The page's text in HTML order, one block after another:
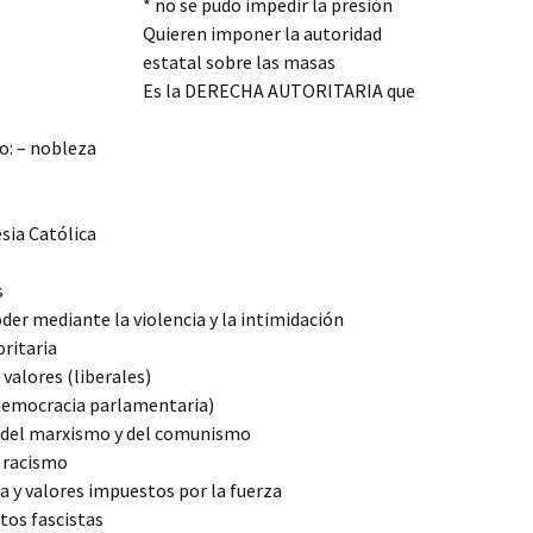
* no se pudo impedir la presión
Quieren imponer la autoridad
estatal sobre las masas
Es la DERECHA AUTORITARIA que
– nobleza
Católica
mediante la violencia y la intimidación
valores (liberales)
parlamentaria)
marxismo y del comunismo
valores impuestos por la fuerza
fascistas